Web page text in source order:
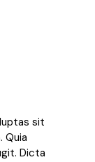
sit
Quia
Dicta